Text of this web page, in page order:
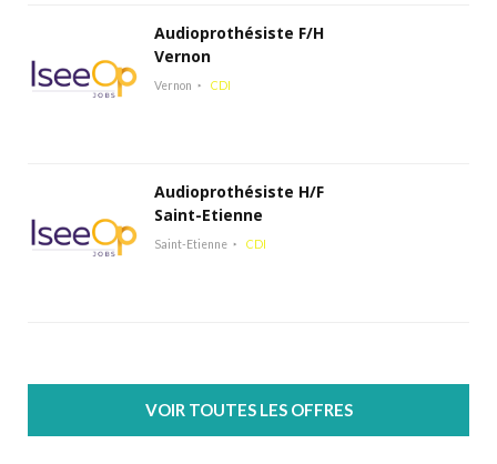
Audioprothésiste F/H
Vernon
Vernon CDI
Audioprothésiste H/F
Saint-Etienne
Saint-Etienne CDI
VOIR TOUTES LES OFFRES